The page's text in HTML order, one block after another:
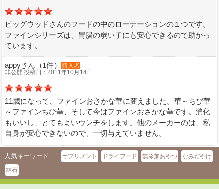
ビッグウッドさんのフードの中のローテーションの１つです。
ファインシリーズは、胃腸の弱い子にも安心できるので助かっ
ています。
appyさん（1件）
購入者
非公開 投稿日：2011年10月14日
11歳になって、ファインおさかな華に変えました。華～ちび華
～ファインちび華、そして今はファインおさかな華です。消化
もいいし、とてもよいウンチをします。他のメーカーのは、私
自身が安心できないので、一切与えていません。
人気キーワード サプリメント ドライフード 無添加おやつ
なみだやけ
結石